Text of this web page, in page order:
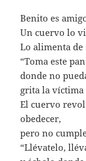
Benito es
Un cuervo lo
Lo alimenta
“Toma este
donde no
grita la víctima
El cuervo
obedecer,
pero no
“Llévatelo,